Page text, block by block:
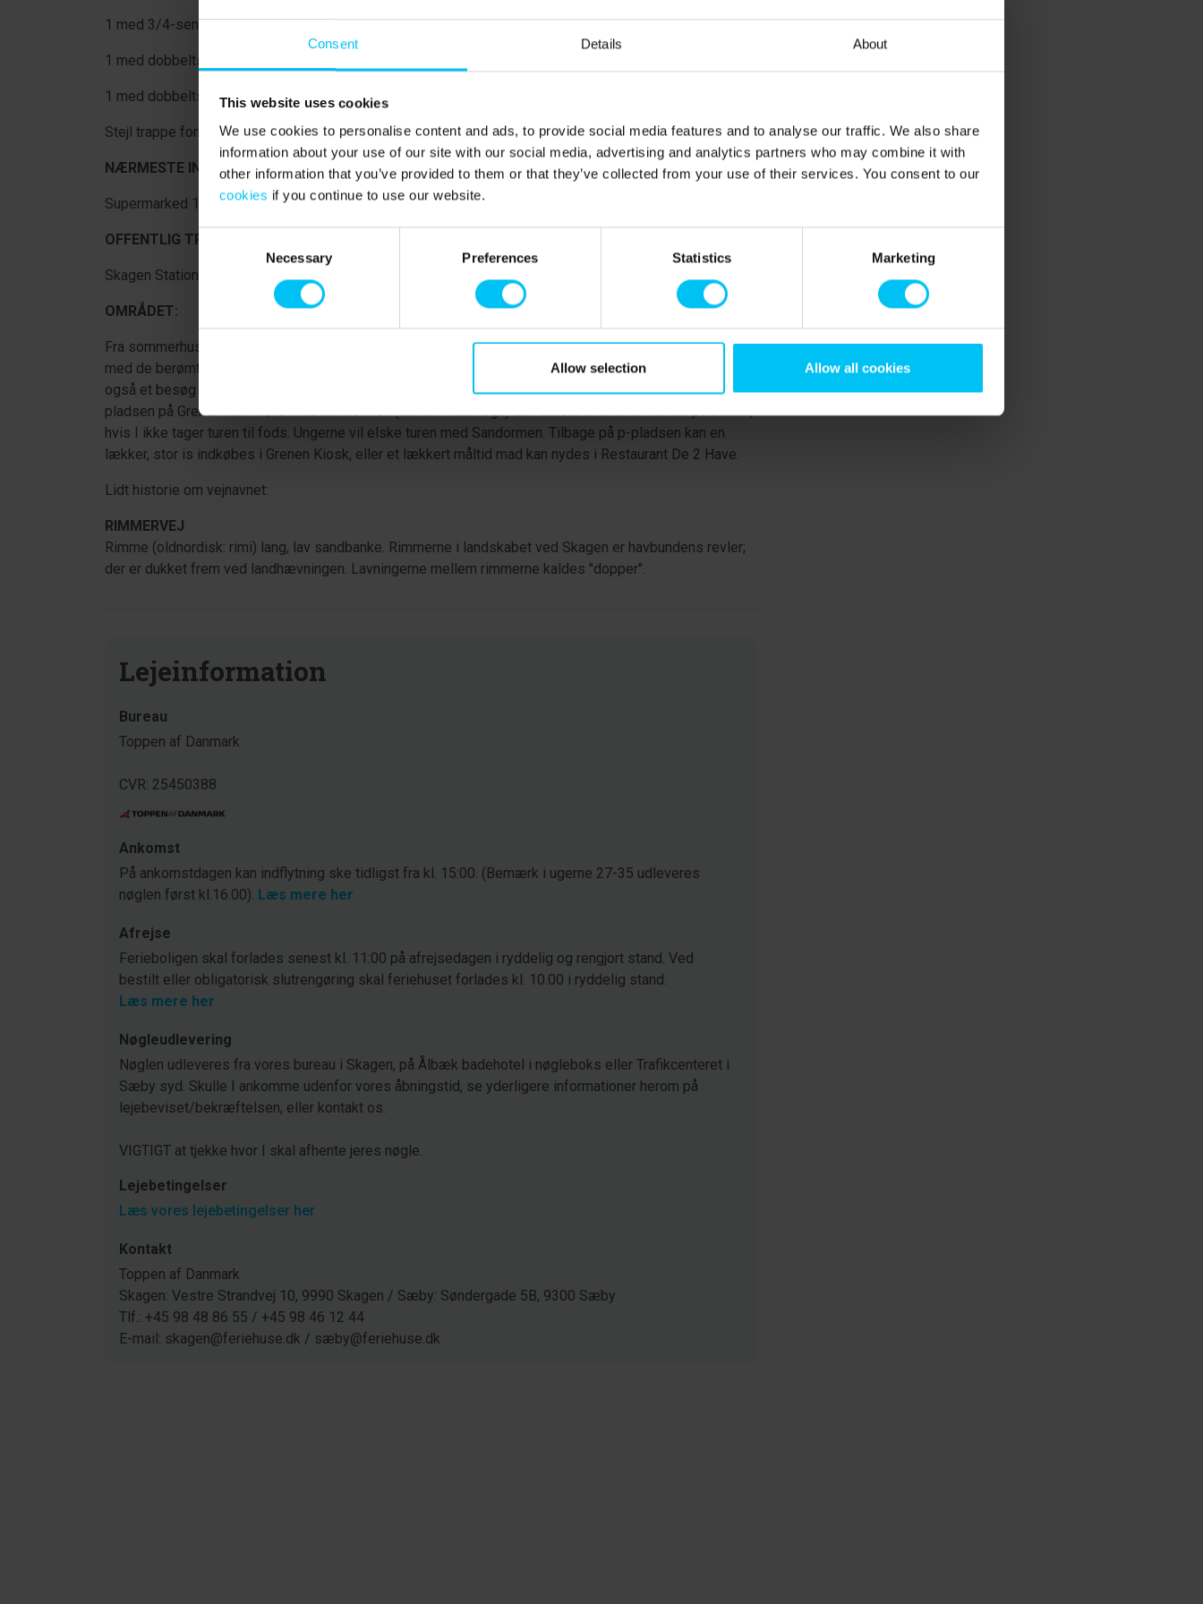
Consent Details About
This website uses cookies
We use cookies to personalise content and ads, to provide social media features and to analyse our traffic. We also share
information about your use of our site with our social media, advertising and analytics partners who may combine it with
other information that you’ve provided to them or that they’ve collected from your use of their services. You consent to our
cookies if you continue to use our website.
Consent
Necessary Preferences Statistics Marketing
Allow selection Allow all cookies
1 med 3/4-seng (140 x 200 cm.) - stueretage
1 med dobbeltseng (180 x 200 cm.) - 1.sal.
1 med dobbeltseng (160 x 200 cm.) - 1.sal.
Stejl trappe forbinder stuetage og 1.sal.
NÆRMESTE INDKØB:
Supermarked 100 meter.
OFFENTLIG TRANSPORT
Skagen Station 500 meter.
OMRÅDET:
Fra sommerhuset har I nem adgang til masser af seværdigheder. Skagens Museum og Anchers Hus,
med de berømte malerier af de store Skagensmalere, ligger kun en kort tur til fods fra ferieboligen. Husk
også et besøg på Grenen, Danmarks yderste spids, hvor havene Skagerrak og Kattegat mødes. Fra p-
pladsen på Grenen kan I køre med Sandormen (traktor med vogn) den sidste kilometer helt ud på odden,
hvis I ikke tager turen til fods. Ungerne vil elske turen med Sandormen. Tilbage på p-pladsen kan en
lækker, stor is indkøbes i Grenen Kiosk, eller et lækkert måltid mad kan nydes i Restaurant De 2 Have.
Lidt historie om vejnavnet:
RIMMERVEJ
Rimme (oldnordisk: rimi) lang, lav sandbanke. Rimmerne i landskabet ved Skagen er havbundens revler;
der er dukket frem ved landhævningen. Lavningerne mellem rimmerne kaldes "dopper".
Lejeinformation
Bureau
Toppen af Danmark
CVR: 25450388
Ankomst
På ankomstdagen kan indflytning ske tidligst fra kl. 15:00. (Bemærk i ugerne 27-35 udleveres
nøglen først kl.16.00). Læs mere her
Afrejse
Ferieboligen skal forlades senest kl. 11:00 på afrejsedagen i ryddelig og rengjort stand. Ved
bestilt eller obligatorisk slutrengøring skal feriehuset forlades kl. 10.00 i ryddelig stand.
Læs mere her
Nøgleudlevering
Nøglen udleveres fra vores bureau i Skagen, på Ålbæk badehotel i nøgleboks eller Trafikcenteret i
Sæby syd. Skulle I ankomme udenfor vores åbningstid, se yderligere informationer herom på
lejebeviset/bekræftelsen, eller kontakt os.
VIGTIGT at tjekke hvor I skal afhente jeres nøgle.
Lejebetingelser
Læs vores lejebetingelser her
Kontakt
Toppen af Danmark
Skagen: Vestre Strandvej 10, 9990 Skagen / Sæby: Søndergade 5B, 9300 Sæby
Tlf.: +45 98 48 86 55 / +45 98 46 12 44
E-mail: skagen@feriehuse.dk / sæby@feriehuse.dk